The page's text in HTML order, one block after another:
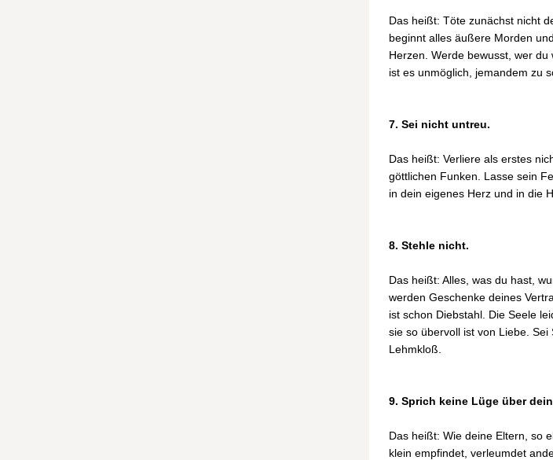
Das heißt: Töte zunächst nicht
beginnt alles äußere Morden
Herzen. Werde bewusst, wer
ist es unmöglich, jemandem zu
7. Sei nicht untreu.
Das heißt: Verliere als erstes
göttlichen Funken. Lasse sein
in dein eigenes Herz und in die
8. Stehle nicht.
Das heißt: Alles, was du hast,
werden Geschenke deines
ist schon Diebstahl. Die Seele
sie so übervoll ist von Liebe.
Lehmkloß.
9. Sprich keine Lüge über
Das heißt: Wie deine Eltern, so
klein empfindet, verleumdet